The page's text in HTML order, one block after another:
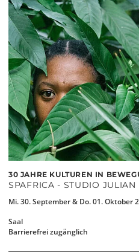
30 JAHRE KULTUREN IN
SPAFRICA - STUDIO
Mi. 30. September & Do. 01. Oktober
Saal
Barrierefrei zugänglich